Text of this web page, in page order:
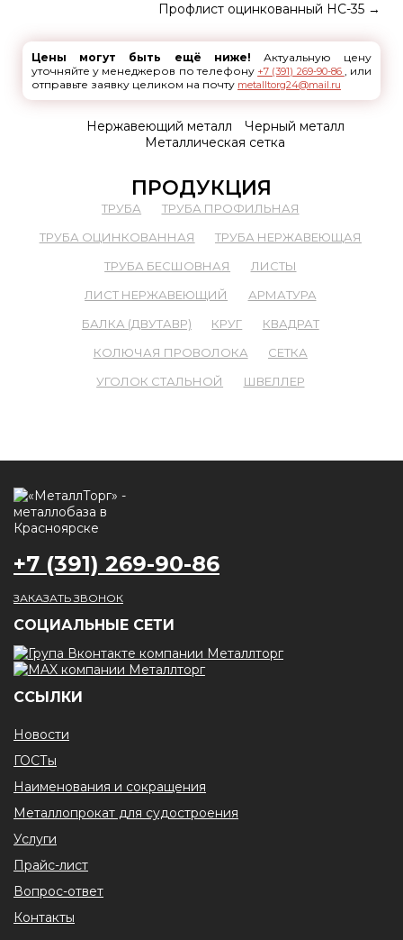
Профлист оцинкованный НС-35 →
Цены могут быть ещё ниже! Актуальную цену
уточняйте у менеджеров по телефону +7 (391) 269-90-86 , или
отправьте заявку целиком на почту metalltorg24@mail.ru
Нержавеющий металл
Черный металл
Металлическая сетка
ПРОДУКЦИЯ
ТРУБА
ТРУБА ПРОФИЛЬНАЯ
ТРУБА ОЦИНКОВАННАЯ
ТРУБА НЕРЖАВЕЮЩАЯ
ТРУБА БЕСШОВНАЯ
ЛИСТЫ
ЛИСТ НЕРЖАВЕЮЩИЙ
АРМАТУРА
БАЛКА (ДВУТАВР)
КРУГ
КВАДРАТ
КОЛЮЧАЯ ПРОВОЛОКА
СЕТКА
УГОЛОК СТАЛЬНОЙ
ШВЕЛЛЕР
+7 (391) 269-90-86
ЗАКАЗАТЬ ЗВОНОК
CОЦИАЛЬНЫЕ СЕТИ
ССЫЛКИ
Новости
ГОСТы
Наименования и сокращения
Металлопрокат для судостроения
Услуги
Прайс-лист
Вопрос-ответ
Контакты